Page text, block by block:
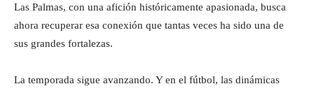
Las Palmas, con una afición históricamente apasionada, busca
ahora recuperar esa conexión que tantas veces ha sido una de
sus grandes fortalezas.
La temporada sigue avanzando. Y en el fútbol, las dinámicas